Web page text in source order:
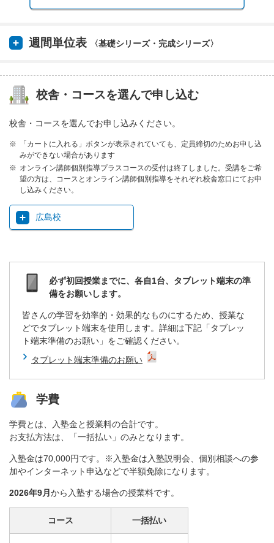
週間単位表 〈基礎シリーズ・完成シリーズ〉
校舎・コースを選んで申し込む
校舎・コースを選んでお申し込みください。
「カートに入れる」ボタンが表示されていても、定員締切のためお申し込
みができない場合があります
オンライン講師個別指導プラスコースの受付は終了しました。受講をご希
望の方は、コースとオンライン講師個別指導をそれぞれ校舎窓口にてお申
し込みください。
広島校
必ず初回授業までに、各自1台、タブレット端末の準
備をお願いします。
皆さんの学習を効率的・効果的なものにするため、授業な
どでタブレット端末を使用します。詳細は下記「タブレッ
ト端末準備のお願い」をご確認ください。
タブレット端末準備のお願い
学費
学費とは、入塾金と授業料の合計です。
お支払方法は、「一括払い」のみとなります。
入塾金は70,000円です。※入塾金は入塾説明会、個別相談への参
加やインターネット申込などで半額免除になります。
2026年9月 から入塾する場合の授業料です。
コース 一括払い